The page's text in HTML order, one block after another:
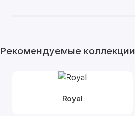
Рекомендуемые коллекции
Royal